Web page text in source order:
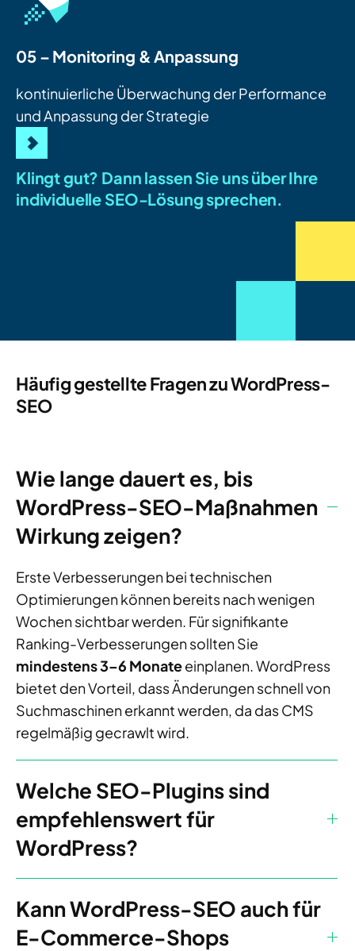
05 – Monitoring & Anpassung
kontinuierliche Überwachung der Performance
und Anpassung der Strategie
Klingt gut? Dann lassen Sie uns über Ihre
individuelle SEO-Lösung sprechen.
Häufig gestellte Fragen zu WordPress-
SEO
Wie lange dauert es, bis
WordPress-SEO-Maßnahmen
Wirkung zeigen?
Erste Verbesserungen bei technischen
Optimierungen können bereits nach wenigen
Wochen sichtbar werden. Für signifikante
Ranking-Verbesserungen sollten Sie
mindestens 3–6 Monateeinplanen. WordPress
bietet den Vorteil, dass Änderungen schnell von
Suchmaschinen erkannt werden, da das CMS
regelmäßig gecrawlt wird.
Welche SEO-Plugins sind
empfehlenswert für
WordPress?
Kann WordPress-SEO auch für
E-Commerce-Shops